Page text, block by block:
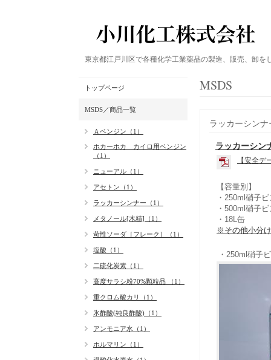
東京都江戸川区で各種化学工業薬品の製造、販売、卸
MSDS
ラッカーシンナ
ラッカーシン
【安全
【容量別】
・250ml 硝子ビ
・500ml硝子
・18L缶
※その他小分
・250ml硝子
トップページ
MSDS／商品一覧
Ａベンジン（1）
ホカーホカ カイロ用ベンジン
（1）
ニューアル（1）
アセトン（1）
ラッカーシンナー（1）
メタノール[木精]（1）
苛性ソーダ［フレーク］（1）
塩酸（1）
二硫化炭素（1）
高度サラシ粉70%顆粒品 （1）
重クロム酸カリ（1）
氷酢酸(純良酢酸)（1）
アンモニア水（1）
ホルマリン（1）